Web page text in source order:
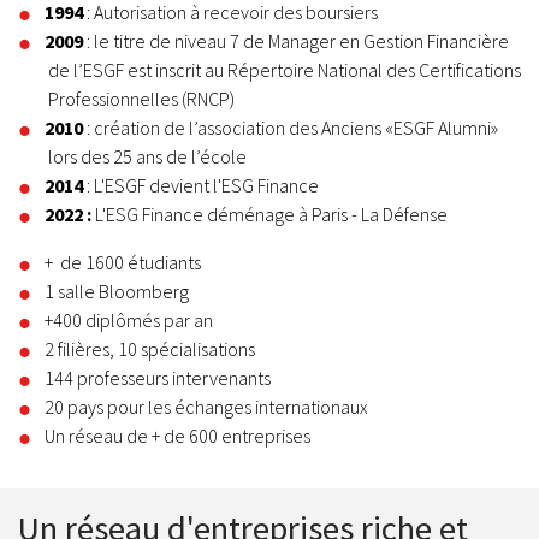
1994: Autorisation à recevoir des boursiers
2009: le titre de niveau 7 de Manager en Gestion Financière
de l’ESGF est inscrit au Répertoire National des Certifications
Professionnelles (RNCP)
2010: création de l’association des Anciens «ESGF Alumni»
lors des 25 ans de l’école
2014: L'ESGF devient l'ESG Finance
2022 : L'ESG Finance déménage à Paris - La Défense
+ de 1600 étudiants
1 salle Bloomberg
+400 diplômés par an
2 filières, 10 spécialisations
144 professeurs intervenants
20 pays pour les échanges internationaux
Un réseau de + de 600 entreprises
Un réseau d'entreprises riche et